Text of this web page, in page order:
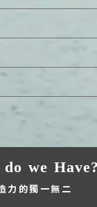
we Have?
力的獨一無二